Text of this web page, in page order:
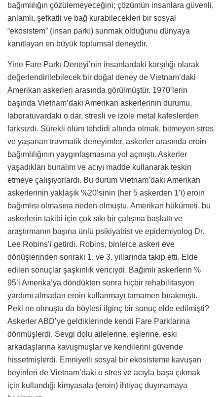
bağımlılığın çözülemeyeceğini; çözümün insanlara güvenli,
anlamlı, şefkatli ve bağ kurabilecekleri bir sosyal
“ekosistem” (insan parkı) sunmak olduğunu dünyaya
kanıtlayan en büyük toplumsal deneydir.
Yine Fare Parkı Deneyi’nin insanlardaki karşılığı olarak
değerlendirilebilecek bir doğal deney de Vietnam’daki
Amerikan askerleri arasında görülmüştür. 1970’lerin
başında Vietnam’daki Amerikan askerlerinin durumu,
laboratuvardaki o dar, stresli ve izole metal kafeslerden
farksızdı. Sürekli ölüm tehdidi altında olmak, bitmeyen stres
ve yaşanan travmatik deneyimler, askerler arasında eroin
bağımlılığının yaygınlaşmasına yol açmıştı. Askerler
yaşadıkları bunalım ve acıyı madde kullanarak teskin
etmeye çalışıyorlardı. Bu durum Vietnam’daki Amerikan
askerlerinin yaklaşık %20’sinin (her 5 askerden 1’i) eroin
bağımlısı olmasına neden olmuştu. Amerikan hükümeti, bu
askerlerin takibi için çok sıkı bir çalışma başlattı ve
araştırmanın başına ünlü psikiyatrist ve epidemiyolog Dr.
Lee Robins’i getirdi. Robins, binlerce askeri eve
dönüşlerinden sonraki 1. ve 3. yıllarında takip etti. Elde
edilen sonuçlar şaşkınlık vericiydi. Bağımlı askerlerin %
95’i Amerika’ya döndükten sonra hiçbir rehabilitasyon
yardımı almadan eroin kullanmayı tamamen bırakmıştı.
Peki ne olmuştu da böylesi ilginç bir sonuç elde edilmişti?
Askerler ABD’ye geldiklerinde kendi Fare Parklarına
dönmüşlerdi. Sevgi dolu ailelerine, eşlerine, eski
arkadaşlarına kavuşmuşlar ve kendilerini güvende
hissetmişlerdi. Emniyetli sosyal bir ekosisteme kavuşan
beyinleri de Vietnam’daki o stres ve acıyla başa çıkmak
için kullandığı kimyasala (eroin) ihtiyaç duymamaya